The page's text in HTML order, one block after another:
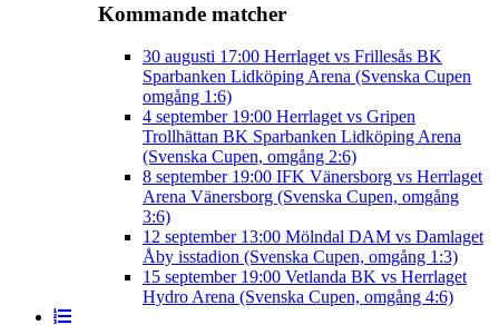
Kommande matcher
30 augusti 17:00 Herrlaget vs Frillesås BK
Sparbanken Lidköping Arena (Svenska Cupen
omgång 1:6)
4 september 19:00 Herrlaget vs Gripen
Trollhättan BK Sparbanken Lidköping Arena
(Svenska Cupen, omgång 2:6)
8 september 19:00 IFK Vänersborg vs Herrlaget
Arena Vänersborg (Svenska Cupen, omgång
3:6)
12 september 13:00 Mölndal DAM vs Damlaget
Åby isstadion (Svenska Cupen, omgång 1:3)
15 september 19:00 Vetlanda BK vs Herrlaget
Hydro Arena (Svenska Cupen, omgång 4:6)